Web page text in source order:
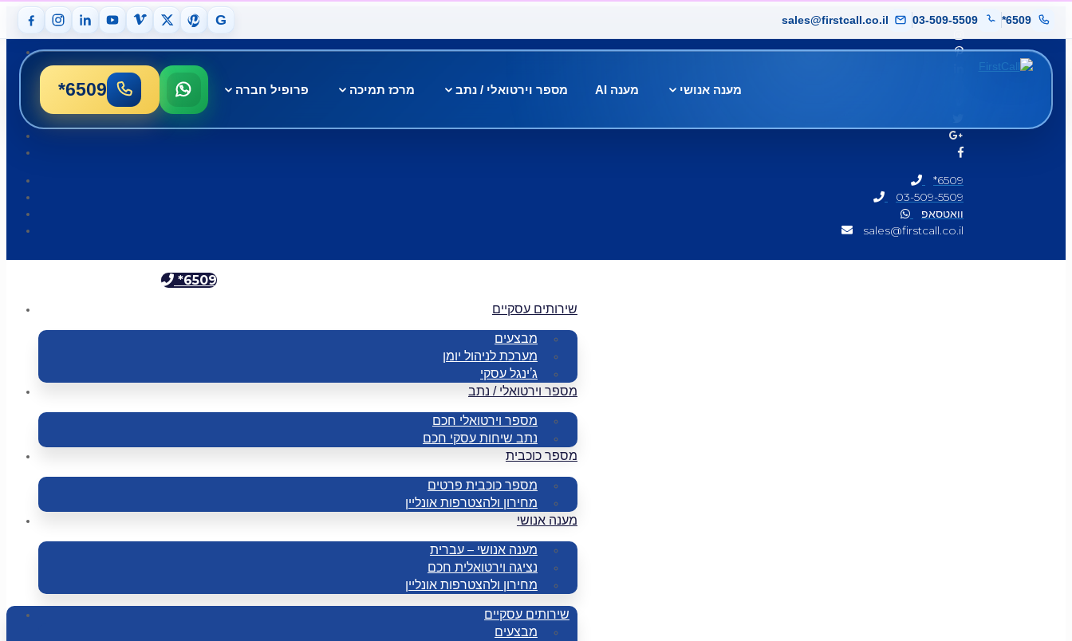
*6509
03-509-5509
sales@firstcall.co.il
G
מענה אנושי מענה AI מספר וירטואלי / נתב מרכז תמיכה פרופיל חברה *6509
*6509
03-509-5509
וואטסאפ
sales@firstcall.co.il
*6509
שירותים עסקיים
מבצעים
מערכת לניהול יומן
ג’ינגל עסקי
מספר וירטואלי / נתב
מספר וירטואלי חכם
נתב שיחות עסקי חכם
מספר כוכבית
מספר כוכבית פרטים
מחירון ולהצטרפות אונליין
מענה אנושי
מענה אנושי – עברית
נציגה וירטואלית חכם
מחירון ולהצטרפות אונליין
שירותים עסקיים
מבצעים